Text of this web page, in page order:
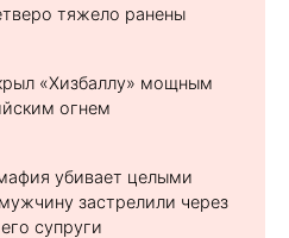
тяжело ранены
«Хизбаллу» мощным
огнем
убивает целыми
застрелили через
супруги